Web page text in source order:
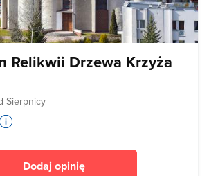
Relikwii Drzewa Krzyża
Sierpnicy
Dodaj opinię